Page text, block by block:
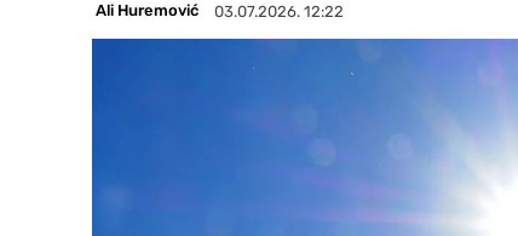
Ali Huremović 03.07.2026. 12:22